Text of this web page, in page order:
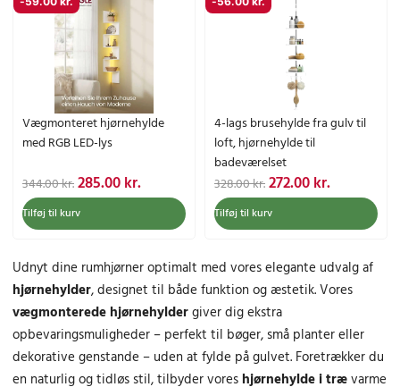
a
r
:
3
7
1
.
0
k
.
.
0
0
.
.
5
.
0
0
k
.
.
.
r
d
e
l
i
g
e
p
r
i
v
a
r
:
3
5
l
l
e
p
s
r
2
9
0
.
0
r
i
g
e
p
r
i
v
a
r
:
3
4
p
s
r
2
8
.
0
0
Vægmonteret hjørnehylde
med RGB LED-lys
344.00kr.D
e
n
p
r
i
n
d
e
l
285.00kr.D
e
k
t
u
e
l
l
e
Tilføj til kurv
4-lags brusehylde fra gulv til
loft, hjørnehylde til
badeværelset
328.00kr.D
e
n
p
r
i
n
d
e
l
272.00kr.D
e
k
t
u
l
l
e
Tilføj til kurv
Udnyt dine rumhjørner optimalt med vores elegante udvalg af
hjørnehylder, designet til både funktion og æstetik. Vores
vægmonterede hjørnehyldergiver dig ekstra
opbevaringsmuligheder – perfekt til bøger, små planter eller
dekorative genstande – uden at fylde på gulvet. Foretrækker du
en naturlig og tidløs stil, tilbyder vores hjørnehylde i trævarme